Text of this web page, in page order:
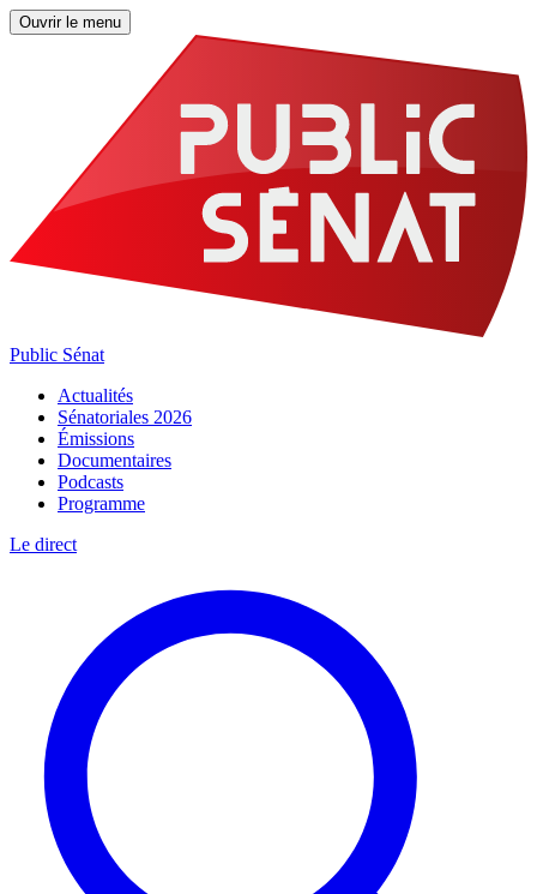
Ouvrir le menu
Public Sénat
Actualités
Sénatoriales 2026
Émissions
Documentaires
Podcasts
Programme
Le direct